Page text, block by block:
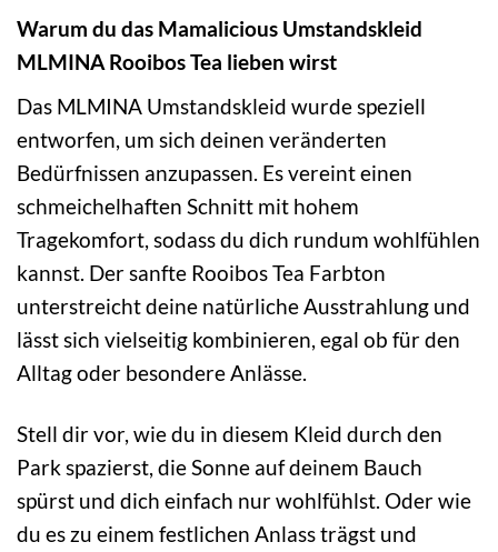
Warum du das Mamalicious Umstandskleid
MLMINA Rooibos Tea lieben wirst
Das MLMINA Umstandskleid wurde speziell
entworfen, um sich deinen veränderten
Bedürfnissen anzupassen. Es vereint einen
schmeichelhaften Schnitt mit hohem
Tragekomfort, sodass du dich rundum wohlfühlen
kannst. Der sanfte Rooibos Tea Farbton
unterstreicht deine natürliche Ausstrahlung und
lässt sich vielseitig kombinieren, egal ob für den
Alltag oder besondere Anlässe.
Stell dir vor, wie du in diesem Kleid durch den
Park spazierst, die Sonne auf deinem Bauch
spürst und dich einfach nur wohlfühlst. Oder wie
du es zu einem festlichen Anlass trägst und